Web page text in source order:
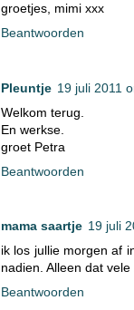
groetjes, mimi xxx
Beantwoorden
Pleuntje 19 juli 2011
Welkom terug.
En werkse.
groet Petra
Beantwoorden
mama saartje 19 juli
ik los jullie morgen af
nadien. Alleen dat
Beantwoorden